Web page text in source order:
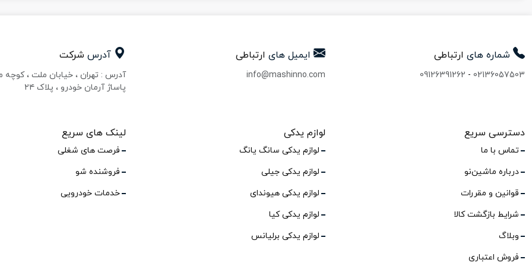
شماره های ارتباطی
02136057503
-
09126391262
ایمیل های ارتباطی
info@mashinno.com
آدرس شرکت
آدرس : تهران ، خیابان ملت ، کوچه
پاساژ آرمان خودرو ، پلاک ۲۴
دسترسی سریع
تماس با ما
درباره ماشین‌نو
قوانین و مقررات
شرایط بازگشت کالا
وبلاگ
فروش اعتباری
لوازم یدکی
لوازم یدکی سانگ یانگ
لوازم یدکی جیلی
لوازم یدکی هیوندای
لوازم یدکی کیا
لوازم یدکی برلیانس
لینک های سریع
فرصت های شغلی
فروشنده شو
خدمات خودرویی